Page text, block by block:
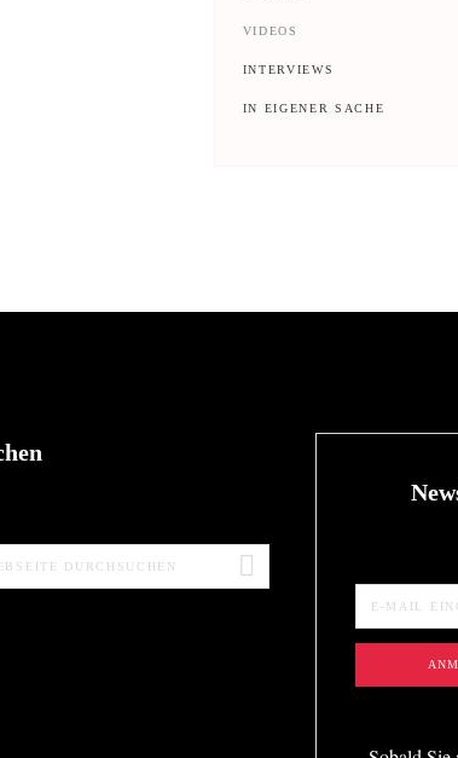
VIDEOS
INTERVIEWS
IN EIGENER SACHE